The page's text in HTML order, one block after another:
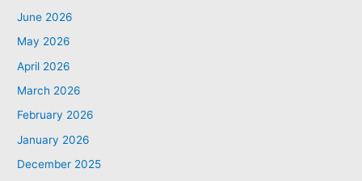
June 2026
May 2026
April 2026
March 2026
February 2026
January 2026
December 2025